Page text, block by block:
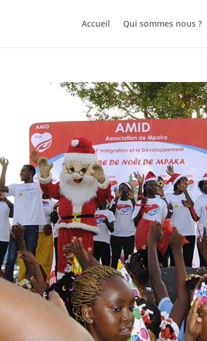
Accueil Qui sommes nous ?